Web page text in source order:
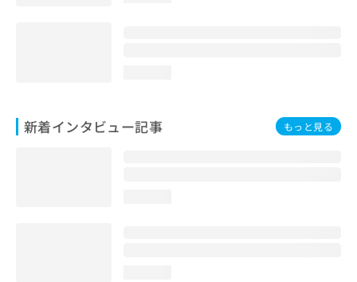
新着インタビュー記事 もっと見る